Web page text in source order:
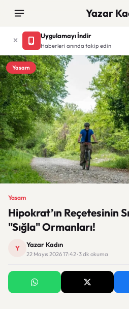
Yazar
Uygulamayı İndir
Haberleri anında takip edin
Yasam
Yasam
Hipokrat’ın Reçetesinin
"Sığla" Ormanları!
Y Yazar Kadın
22 Mayıs 2026 17:42 · 3 dk okuma